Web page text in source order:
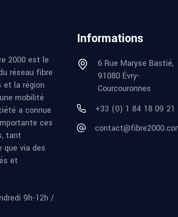
2000 est le
réseau fibre
et la région
mobilité
a connue
ces
tant
que via des
et
9h-12h /
Informations
6 Rue Maryse Bastié,
91080 Évry-
Courcouronnes
+33 (0) 1 84 18 09 21